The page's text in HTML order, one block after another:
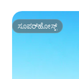
ಸೂಪರ್‌ಹೋಸ್ಟ್
ಸೂಪರ್‌ಹೋಸ್ಟ್